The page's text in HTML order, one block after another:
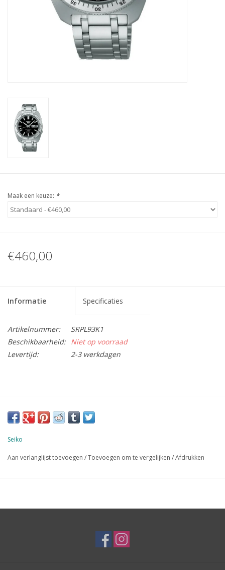
Maak een keuze: *
€460,00
Informatie Specificaties
Artikelnummer:
SRPL93K1
Beschikbaarheid: Niet op voorraad
Levertijd:
2-3 werkdagen
Seiko
Aan verlanglijst toevoegen /Toevoegen om te vergelijken /Afdrukken